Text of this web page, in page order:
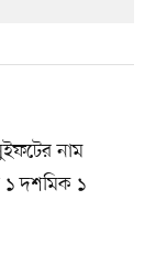
নাম
১ দশমিক ১